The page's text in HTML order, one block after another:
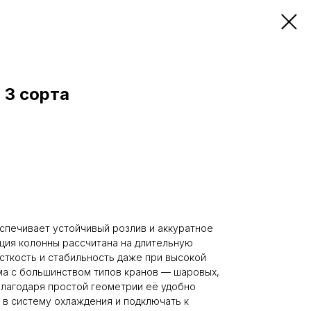
сорта
устойчивый розлив и аккуратное
колонны рассчитана на длительную
и стабильность даже при высокой
с большинством типов кранов — шаровых,
простой геометрии её удобно
систему охлаждения и подключать к